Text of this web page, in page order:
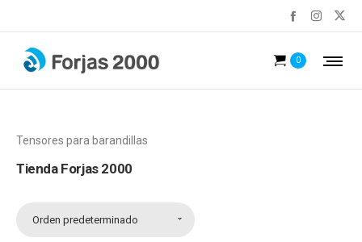
0
Tensores para barandillas
Tienda Forjas 2000
Orden predeterminado